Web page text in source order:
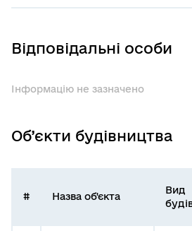
Відповідальні особи
Інформацію не зазначено
Об’єкти будівництва
# Назва об'єкта
Вид